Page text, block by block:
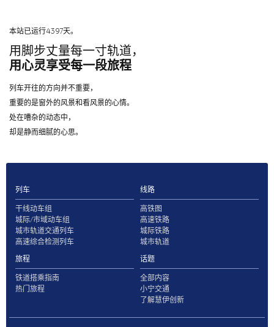
本站已运行4397天。
用脚步丈量每一寸轨道，
用心灵享受每一段旅程
列车开往的方向并不重要，
重要的是窗外的风景和看风景的心情。
处在嘈杂的动态中，
却是静而细腻的心思。
列车
干线动车组
城际/市域动车组
城市轨道交通列车
高速综合检测列车
线路
高铁图
高速铁路
城际铁路
城市轨道
旅程
铁道搭乘指南
热门旅程
话题
全部内容
小宁交通
了解慧伊创新